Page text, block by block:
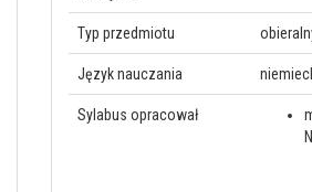
Typ przedmiotu
Język nauczania
Sylabus opracował